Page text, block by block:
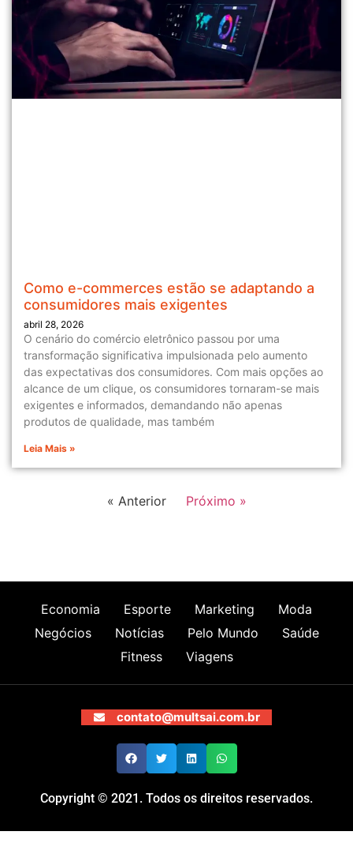
Como e-commerces estão se adaptando a
consumidores mais exigentes
abril 28, 2026
O cenário do comércio eletrônico passou por uma
transformação significativa impulsionada pelo aumento
das expectativas dos consumidores. Com mais opções ao
alcance de um clique, os consumidores tornaram-se mais
exigentes e informados, demandando não apenas
produtos de qualidade, mas também
Leia Mais »
« Anterior Próximo »
Economia Esporte Marketing
Moda
Negócios
Notícias Pelo Mundo
Saúde
Fitness
Viagens
contato@multsai.com.br
Copyright © 2021. Todos os direitos reservados.